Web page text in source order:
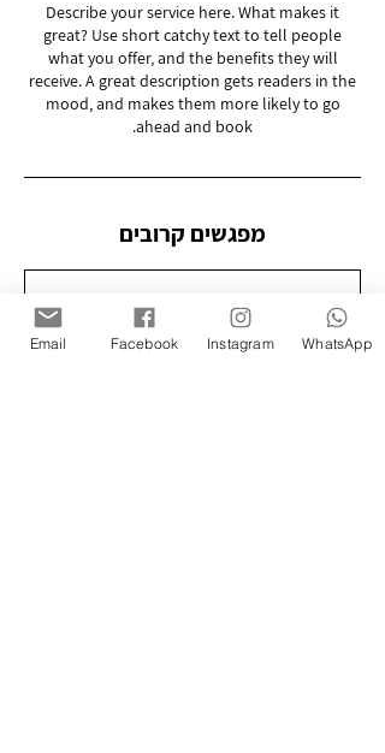
Describe your service here. What makes it
great? Use short catchy text to tell people
what you offer, and the benefits they will
receive. A great description gets readers in the
mood, and makes them more likely to go
ahead and book.
מפגשים קרובים
Email Facebook Instagram WhatsApp